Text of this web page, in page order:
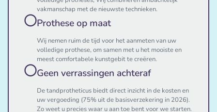
vakmanschap met de nieuwste technieken.
Prothese op maat
Wij nemen ruim de tijd voor het aanmeten van uw
volledige prothese, om samen met u het mooiste en
meest comfortabele kunstgebit te creëren.
Geen verrassingen achteraf
De tandprotheticus biedt direct inzicht in de kosten en
uw vergoeding (75% uit de basisverzekering in 2026).
Zo weet u precies waar u aan toe bent voor we starten.